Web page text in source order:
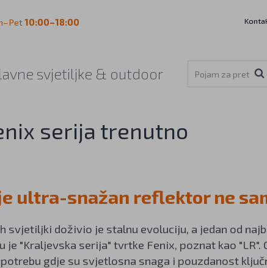
10:00–18:00
svjetiljke & outdoor
serija trenutno
ultra-snažan reflektor ne
svjetiljki doživio je stalnu evoluciju, a jedan od
je "Kraljevska serija" tvrtke Fenix, poznat kao
gdje su svjetlosna snaga i pouzdanost